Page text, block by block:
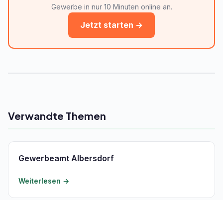
Gewerbe in nur 10 Minuten online an.
Jetzt starten →
Verwandte Themen
Gewerbeamt Albersdorf
Weiterlesen →